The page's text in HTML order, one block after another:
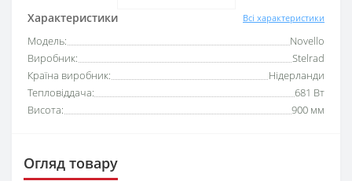
Характеристики Всі характеристики
Модель:
Novello
Виробник:
Stelrad
Країна виробник:
Нідерланди
Тепловіддача:
681 Вт
Висота:
900 мм
Огляд товару